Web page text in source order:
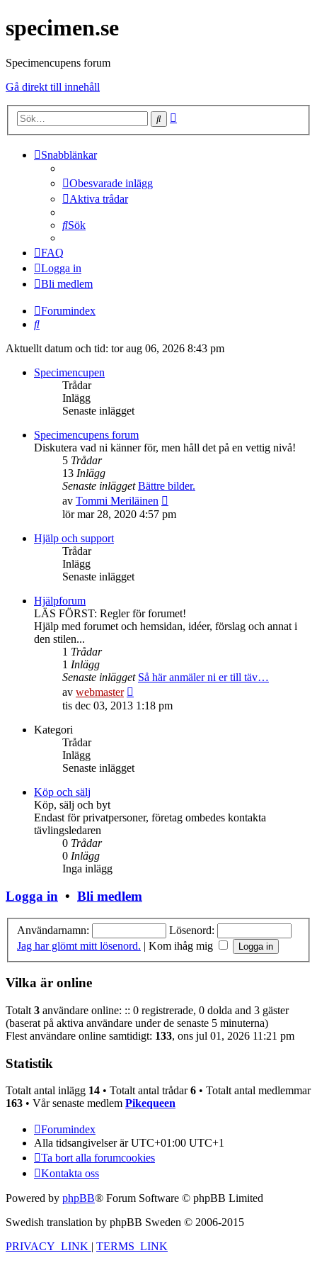
specimen.se
Specimencupens forum
Gå direkt till innehåll
Sök
Snabblänkar
Obesvarade inlägg
Aktiva trådar
Sök
FAQ
Logga in
Bli medlem
Forumindex
Sök
Aktuellt datum och tid: tor aug 06, 2026 8:43 pm
Specimencupen
Trådar
Inlägg
Senaste inlägget
Specimencupens forum
Diskutera vad ni känner för, men håll det på en vettig nivå!
5 Trådar
13 Inlägg
Senaste inlägget Bättre bilder.
av Tommi Meriläinen
till
lör mar 28, 2020 4:57 pm
Hjälp och support
Trådar
Inlägg
Senaste inlägget
Hjälpforum
LÄS FÖRST: Regler för forumet!
Hjälp med forumet och hemsidan, idéer, förslag och annat i
den stilen...
1 Trådar
1 Inlägg
Senaste inlägget Så här anmäler ni er till täv…
av webmaster
till
tis dec 03, 2013 1:18 pm
Kategori
Trådar
Inlägg
Senaste inlägget
Köp och sälj
Köp, sälj och byt
Endast för privatpersoner, företag ombedes kontakta
tävlingsledaren
0 Trådar
0 Inlägg
Inga inlägg
Logga in • Bli medlem
Användarnamn:
Lösenord:
Jag har glömt mitt lösenord. | Kom ihåg mig
Vilka är online
Totalt 3 användare online: :: 0 registrerade, 0 dolda and 3 gäster
(baserat på aktiva användare under de senaste 5 minuterna)
Flest användare online samtidigt: 133, ons jul 01, 2026 11:21 pm
Statistik
Totalt antal inlägg 14 • Totalt antal trådar6 • Totalt antal medlemmar
163 • Vår senaste medlem Pikequeen
Forumindex
Alla tidsangivelser är UTC+01:00 UTC+1
Ta bort alla forumcookies
Kontakta oss
Powered by phpBB® Forum Software © phpBB Limited
Swedish translation by phpBB Sweden © 2006-2015
PRIVACY_LINK | TERMS_LINK